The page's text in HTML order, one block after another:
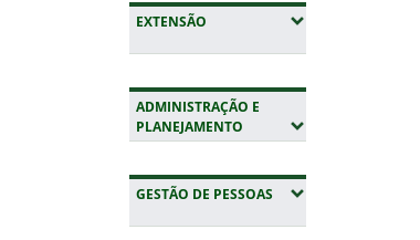
EXTENSÃO (EXPANDIR SUBMENUS)
ADMINISTRAÇÃO E
PLANEJAMENTO (EXPANDIR SUBMENUS)
GESTÃO DE PESSOAS (EXPANDIR SUBMENUS)